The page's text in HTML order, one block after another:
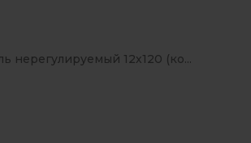
нерегулируемый 12х120 (ко...